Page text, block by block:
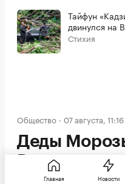
Тайфун
двинулся на
Стихия
Общество 07 августа, 11:16
Деды
России
Главная Новости